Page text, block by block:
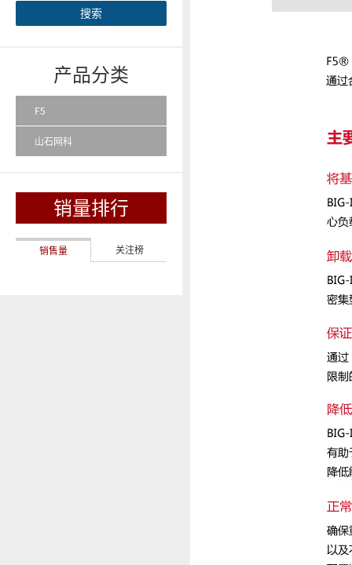
搜索
产品分类
F5
山石网科
销量排行
销售量 关注榜